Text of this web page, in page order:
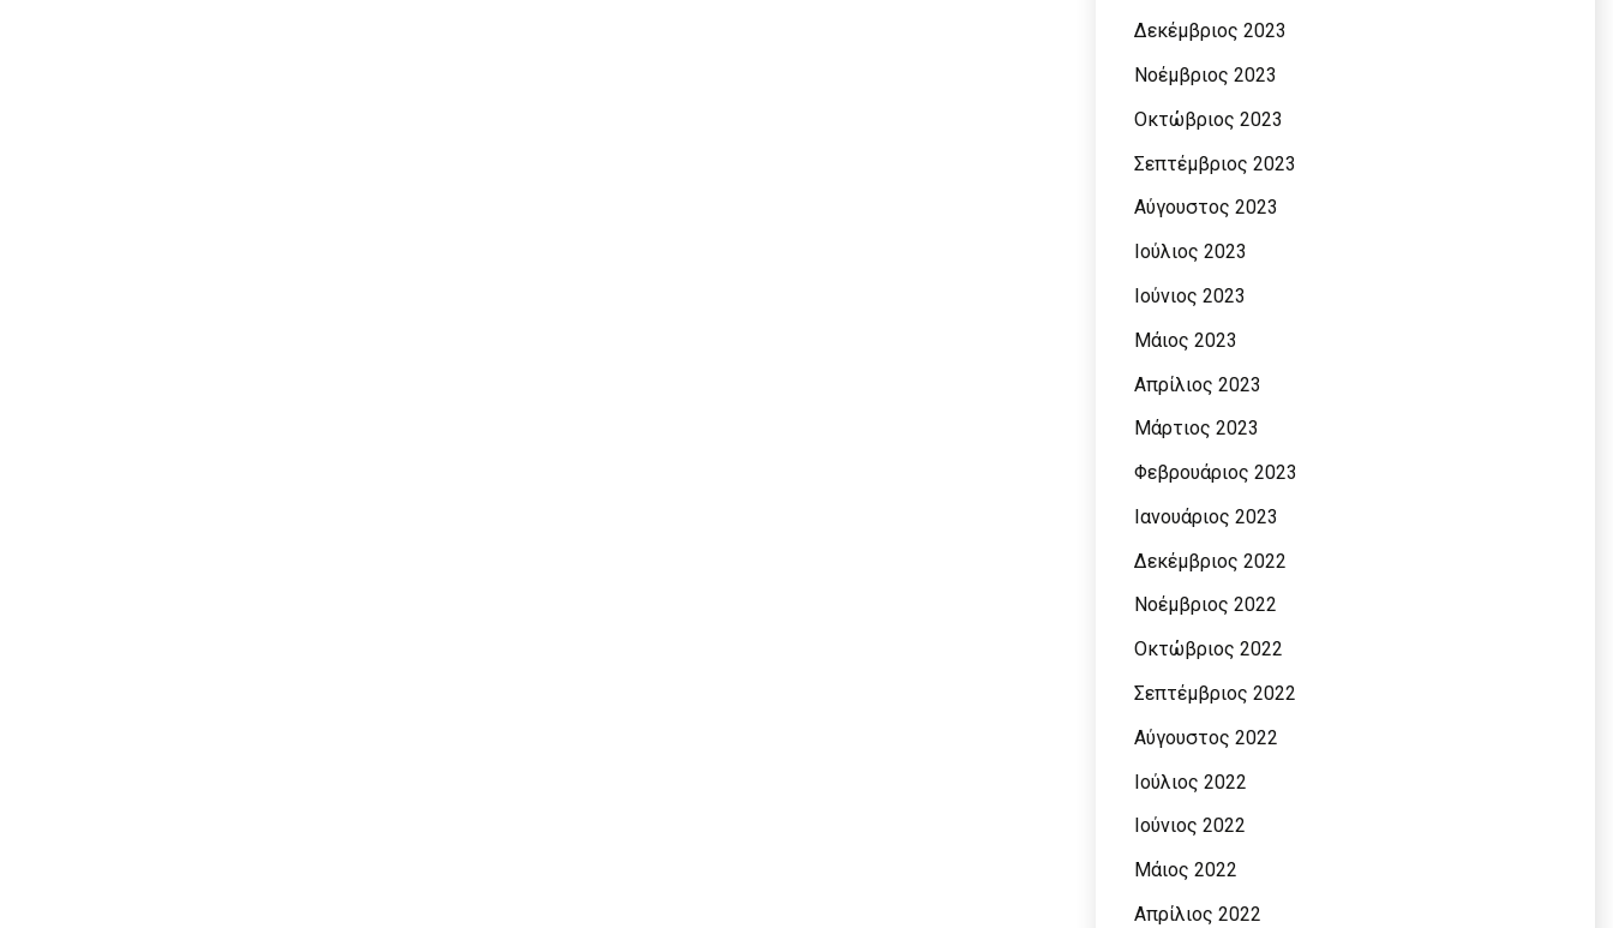
Δεκέμβριος 2023
Νοέμβριος 2023
Οκτώβριος 2023
Σεπτέμβριος 2023
Αύγουστος 2023
Ιούλιος 2023
Ιούνιος 2023
Μάιος 2023
Απρίλιος 2023
Μάρτιος 2023
Φεβρουάριος 2023
Ιανουάριος 2023
Δεκέμβριος 2022
Νοέμβριος 2022
Οκτώβριος 2022
Σεπτέμβριος 2022
Αύγουστος 2022
Ιούλιος 2022
Ιούνιος 2022
Μάιος 2022
Απρίλιος 2022